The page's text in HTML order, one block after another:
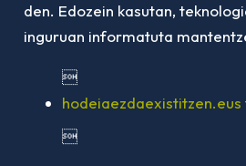
den. Edozein kasutan,
inguruan informatuta

hodeiaezdaexistitzen.eus
